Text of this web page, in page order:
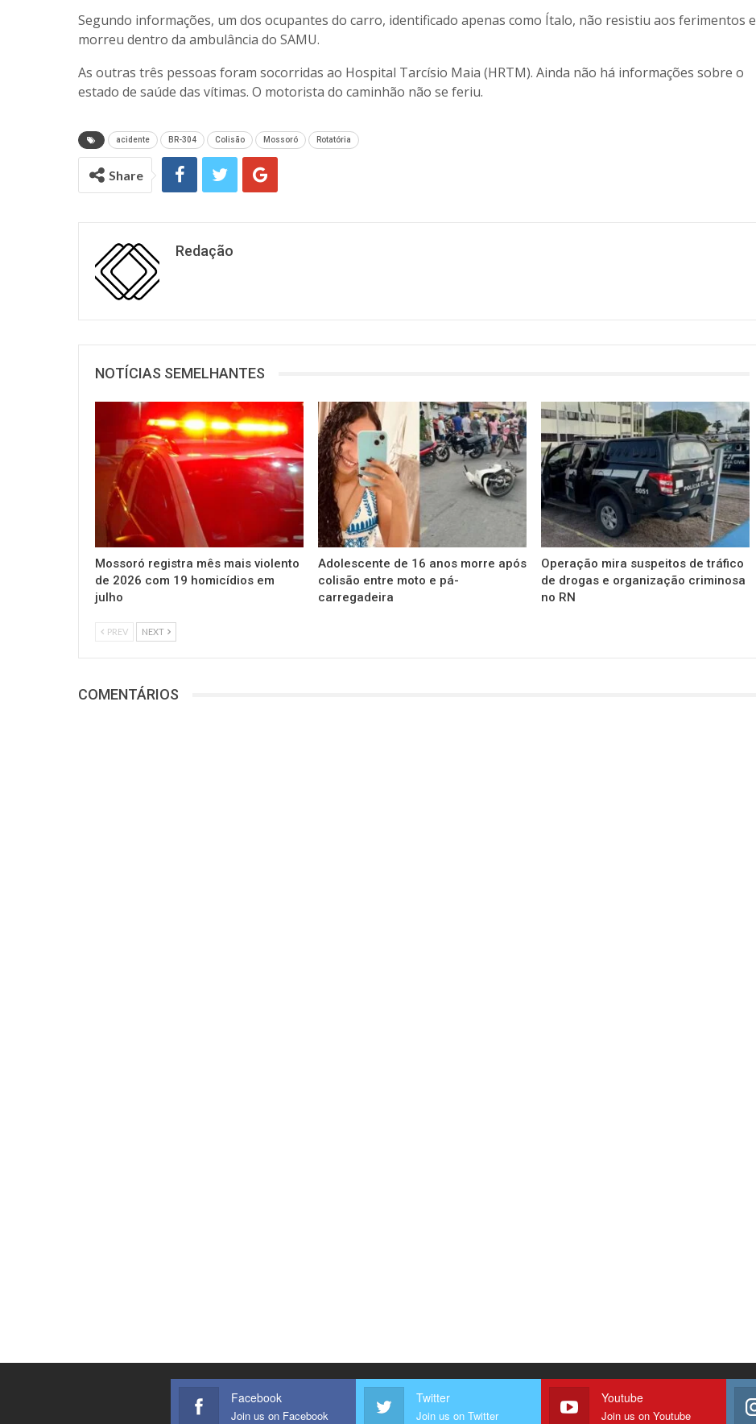
Segundo informações, um dos ocupantes do carro, identificado apenas como Ítalo, não resistiu aos ferimentos e
morreu dentro da ambulância do SAMU.
As outras três pessoas foram socorridas ao Hospital Tarcísio Maia (HRTM). Ainda não há informações sobre o
estado de saúde das vítimas. O motorista do caminhão não se feriu.
acidente BR-304 Colisão Mossoró Rotatória
Share
Redação
NOTÍCIAS SEMELHANTES
Mossoró registra mês mais violento
de 2026 com 19 homicídios em
julho
Adolescente de 16 anos morre após
colisão entre moto e pá-
carregadeira
Operação mira suspeitos de tráfico
de drogas e organização criminosa
no RN
PREV NEXT
COMENTÁRIOS
Facebook
Join us on Facebook
Twitter
Join us on Twitter
Youtube
Join us on Youtube